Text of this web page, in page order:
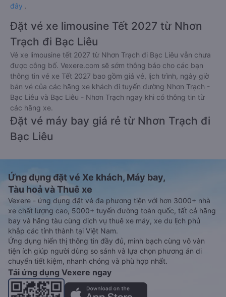
đây .
Đặt vé xe limousine Tết 2027 từ Nhơn
Trạch đi Bạc Liêu
Vé xe limousine tết 2027 từ Nhơn Trạch đi Bạc Liêu vẫn chưa
được công bố. Vexere.com sẽ sớm thông báo cho các bạn
thông tin vé xe Tết 2027 bao gồm giá vé, lịch trình, ngày giờ
bán vé của các hãng xe khách đi tuyến đường Nhơn Trạch -
Bạc Liêu và Bạc Liêu - Nhơn Trạch ngay khi có thông tin từ
các hãng xe.
Đặt vé máy bay giá rẻ từ Nhơn Trạch đi
Bạc Liêu
Ứng dụng đặt vé Xe khách, Máy bay,
Tàu hoả và Thuê xe
Vexere - ứng dụng đặt vé đa phương tiện với hơn 3000+ nhà
xe chất lượng cao, 5000+ tuyến đường toàn quốc, tất cả hãng
bay và hãng tàu cùng dịch vụ thuê xe máy, xe du lịch phủ
khắp các tỉnh thành tại Việt Nam.
Ứng dụng hiển thị thông tin đầy đủ, minh bạch cùng vô vàn
tiện ích giúp người dùng so sánh và lựa chọn phương án di
chuyển tiết kiệm, nhanh chóng và phù hợp nhất.
Tải ứng dụng Vexere ngay